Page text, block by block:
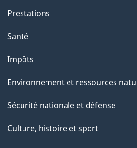
Prestations
Santé
Impôts
Environnement et ressources
Sécurité nationale et défense
Culture, histoire et sport